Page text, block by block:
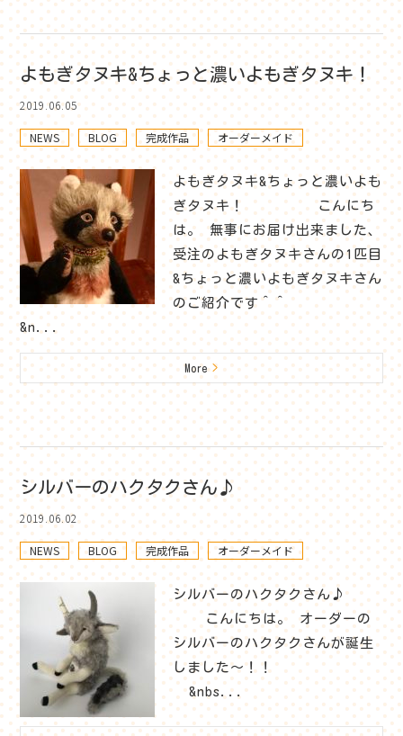
よもぎタヌキ&ちょっと濃いよもぎタヌキ！
2019.06.05
NEWS BLOG 完成作品 オーダーメイド
よもぎタヌキ&ちょっと濃いよも
ぎタヌキ！ こんにち
は。 無事にお届け出来ました、
受注のよもぎタヌキさんの1匹目
&ちょっと濃いよもぎタヌキさん
のご紹介です＾＾
&n...
More>
シルバーのハクタクさん♪
2019.06.02
NEWS BLOG 完成作品 オーダーメイド
シルバーのハクタクさん♪
こんにちは。 オーダーの
シルバーのハクタクさんが誕生
しました～！！
&nbs...